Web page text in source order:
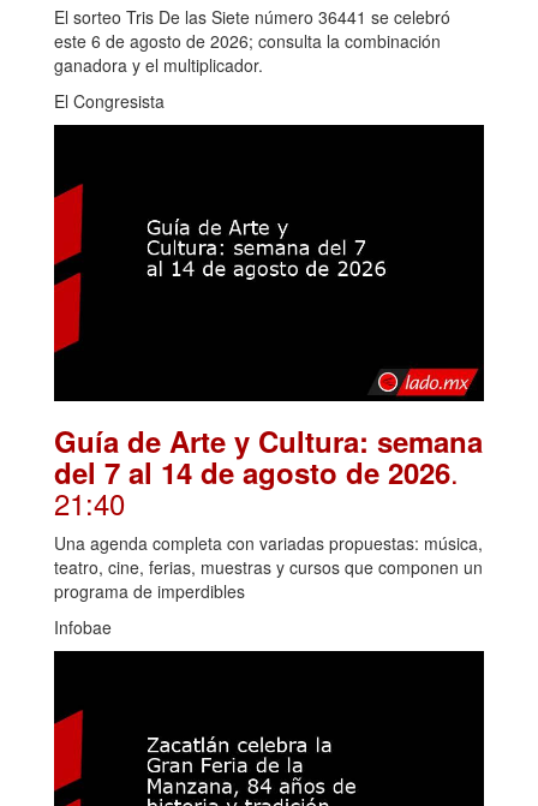
El sorteo Tris De las Siete número 36441 se celebró
este 6 de agosto de 2026; consulta la combinación
ganadora y el multiplicador.
El Congresista
Guía de Arte y Cultura: semana
del 7 al 14 de agosto de 2026.
21:40
Una agenda completa con variadas propuestas: música,
teatro, cine, ferias, muestras y cursos que componen un
programa de imperdibles
Infobae